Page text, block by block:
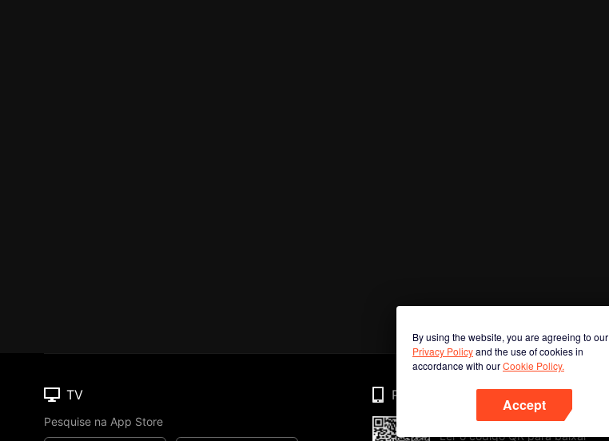
By using the website, you are agreeing to our
Privacy Policyand the use of cookies in
accordance with ourCookie Policy.
Accept
TV
Pesquise na App Store
Phone
Ler o código QR para baixar